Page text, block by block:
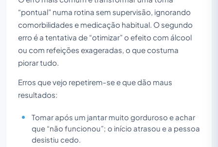
“pontual” numa rotina sem supervisão, ignorando
comorbilidades e medicação habitual. O segundo
erro é a tentativa de “otimizar” o efeito com álcool
ou com refeições exageradas, o que costuma
piorar tudo.
Erros que vejo repetirem-se e que dão maus
resultados:
Tomar após um jantar muito gorduroso e achar
que “não funcionou”; o início atrasou e a pessoa
desistiu cedo.